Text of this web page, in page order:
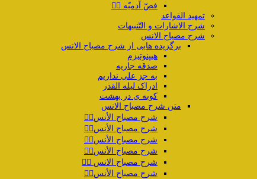
فصّ آدمیّه ۴️⃣
تمهید القواعد
شرح الاشارات و التّنبیهات
شرح مصباح الانس
برگزیده هایی از شرح مصباح الانس
هیپنوتیزم
صدقه جاریه
به جز علی نداریم
ادراک لیله القدر
کوبه ی در بهشت
متن شرح مصباح الانس
شرح مصباح الأنس۱️⃣
شرح مصباح الأنس۲️⃣
شرح مصباح الأنس۳️⃣
شرح مصباح الأنس۴️⃣
شرح مصباح الانس ۵️⃣
شرح مصباح الأنس۶️⃣